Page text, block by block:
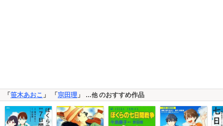
「 笹木あおこ 」 「 宗田理 」 …他のおすすめ作品